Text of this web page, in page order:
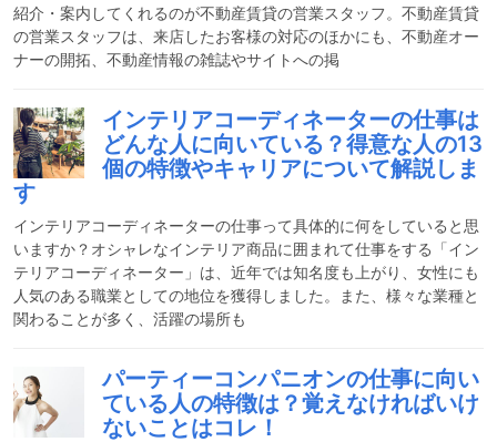
紹介・案内してくれるのが不動産賃貸の営業スタッフ。不動産賃貸
の営業スタッフは、来店したお客様の対応のほかにも、不動産オー
ナーの開拓、不動産情報の雑誌やサイトへの掲
インテリアコーディネーターの仕事は
どんな人に向いている？得意な人の13
個の特徴やキャリアについて解説しま
す
インテリアコーディネーターの仕事って具体的に何をしていると思
いますか？オシャレなインテリア商品に囲まれて仕事をする「イン
テリアコーディネーター」は、近年では知名度も上がり、女性にも
人気のある職業としての地位を獲得しました。また、様々な業種と
関わることが多く、活躍の場所も
パーティーコンパニオンの仕事に向い
ている人の特徴は？覚えなければいけ
ないことはコレ！